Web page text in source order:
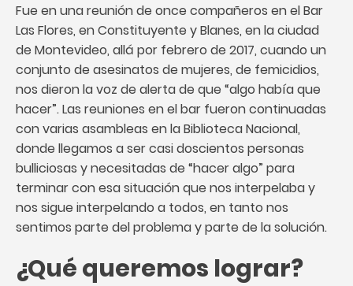
Fue en una reunión de once compañeros en el Bar
Las Flores, en Constituyente y Blanes, en la ciudad
de Montevideo, allá por febrero de 2017, cuando un
conjunto de asesinatos de mujeres, de femicidios,
nos dieron la voz de alerta de que “algo había que
hacer”. Las reuniones en el bar fueron continuadas
con varias asambleas en la Biblioteca Nacional,
donde llegamos a ser casi doscientos personas
bulliciosas y necesitadas de “hacer algo” para
terminar con esa situación que nos interpelaba y
nos sigue interpelando a todos, en tanto nos
sentimos parte del problema y parte de la solución.
¿Qué queremos lograr?